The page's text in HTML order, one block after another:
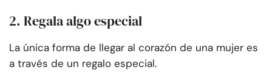
2. Regala algo especial
La única forma de llegar al corazón de una mujer es
a través de un regalo especial.